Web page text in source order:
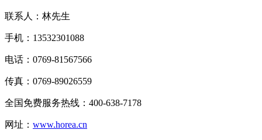
联系人：林先生
手机：13532301088
电话：0769-81567566
传真：0769-89026559
全国免费服务热线：400-638-7178
网址： www.horea.cn